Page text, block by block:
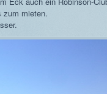
zum mieten.